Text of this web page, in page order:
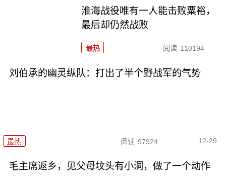
淮海战役唯有一人能击败粟裕，
最后却仍然战败
最热 阅读 110194
刘伯承的幽灵纵队：打出了半个野战军的气势
最热 阅读 97924 12-29
毛主席返乡，见父母坟头有小洞，做了一个动作